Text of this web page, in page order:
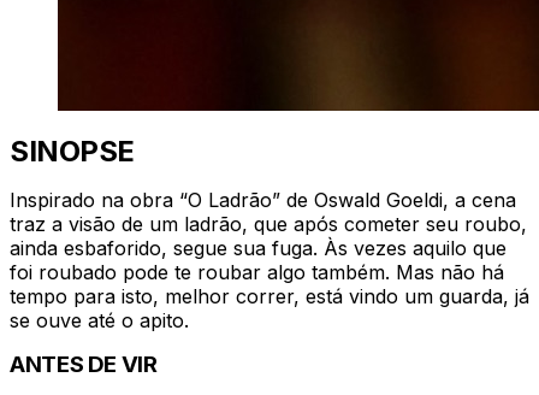
SINOPSE
Inspirado na obra “O Ladrão” de Oswald Goeldi, a cena
traz a visão de um ladrão, que após cometer seu roubo,
ainda esbaforido, segue sua fuga. Às vezes aquilo que
foi roubado pode te roubar algo também. Mas não há
tempo para isto, melhor correr, está vindo um guarda, já
se ouve até o apito.
ANTES DE VIR